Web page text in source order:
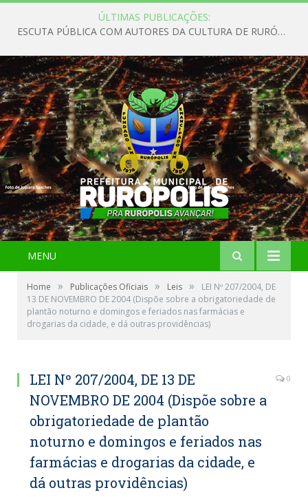
ÚLTIMAS PUBLICAÇÕES:
ESCUTA PÚBLICA COM AUTORES DA CULTURA DE RURÓPOLIS
MENU
Home » Publicações Oficiais » Leis »
LEI Nº 207/2004, DE
13 DE NOVEMBRO DE 2004 (Dispõe sobre a obrigatoriedade de
plantão noturno e domingos e feriados nas farmácias e
drogarias da cidade, e dá outras providências)
LEI Nº 207/2004, DE 13 DE
NOVEMBRO DE 2004 (Dispõe sobre a
obrigatoriedade de plantão
noturno e domingos e feriados nas
farmácias e drogarias da cidade, e
dá outras providências)
0